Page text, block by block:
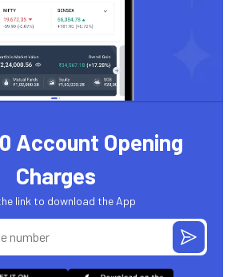
Account Opening
Charges
link to download the App